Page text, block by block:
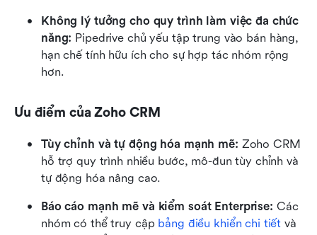
Không lý tưởng cho quy trình làm việc đa chức
năng: Pipedrive chủ yếu tập trung vào bán hàng,
hạn chế tính hữu ích cho sự hợp tác nhóm rộng
hơn.
Ưu điểm của Zoho CRM
Tùy chỉnh và tự động hóa mạnh mẽ: Zoho CRM
hỗ trợ quy trình nhiều bước, mô-đun tùy chỉnh và
tự động hóa nâng cao.
Báo cáo mạnh mẽ và kiểm soát Enterprise: Các
nhóm có thể truy cập bảng điều khiển chi tiết và